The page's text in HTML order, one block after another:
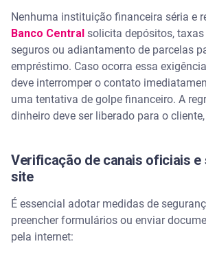
Nenhuma instituição financeira séria e
Banco Central solicita depósitos,
seguros ou adiantamento de parcelas
empréstimo. Caso ocorra essa
deve interromper o contato
uma tentativa de golpe financeiro. A
dinheiro deve ser liberado para o
Verificação de canais oficiais e
site
É essencial adotar medidas de
preencher formulários ou enviar
pela internet: